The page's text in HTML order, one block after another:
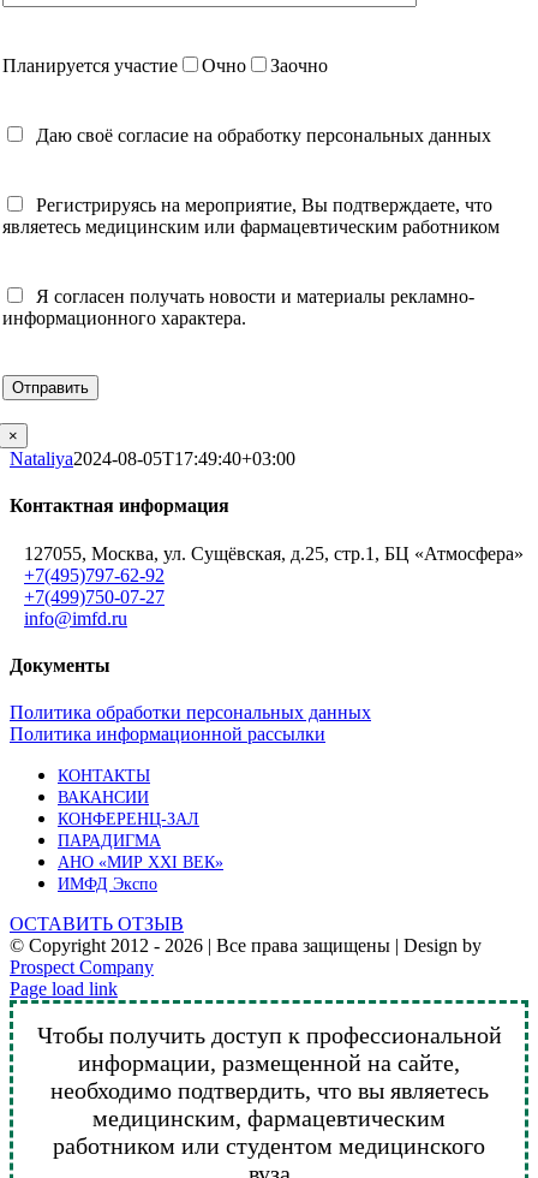
Планируется участие Очно Заочно
Даю своё согласие на обработку персональных данных
Регистрируясь на мероприятие, Вы подтверждаете, что
являетесь медицинским или фармацевтическим работником
Я согласен получать новости и материалы рекламно-
информационного характера.
×
Nataliya2024-08-05T17:49:40+03:00
Контактная информация
127055, Москва, ул. Сущёвская, д.25, стр.1, БЦ «Атмосфера»
+7(495)797-62-92
+7(499)750-07-27
info@imfd.ru
Документы
Политика обработки персональных данных
Политика информационной рассылки
КОНТАКТЫ
ВАКАНСИИ
КОНФЕРЕНЦ-ЗАЛ
ПАРАДИГМА
АНО «МИР XXI ВЕК»
ИМФД Экспо
ОСТАВИТЬ ОТЗЫВ
© Copyright 2012 - 2026 | Все права защищены | Design by
Prospect Company
Vk
Telegram
YouTube
Email
Page load link
Чтобы получить доступ к профессиональной
информации, размещенной на сайте,
необходимо подтвердить, что вы являетесь
медицинским, фармацевтическим
работником или студентом медицинского